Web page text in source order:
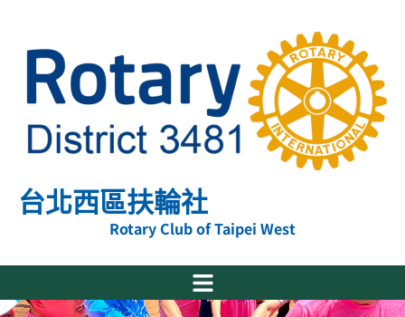
台北西區扶輪社
Rotary Club of Taipei West